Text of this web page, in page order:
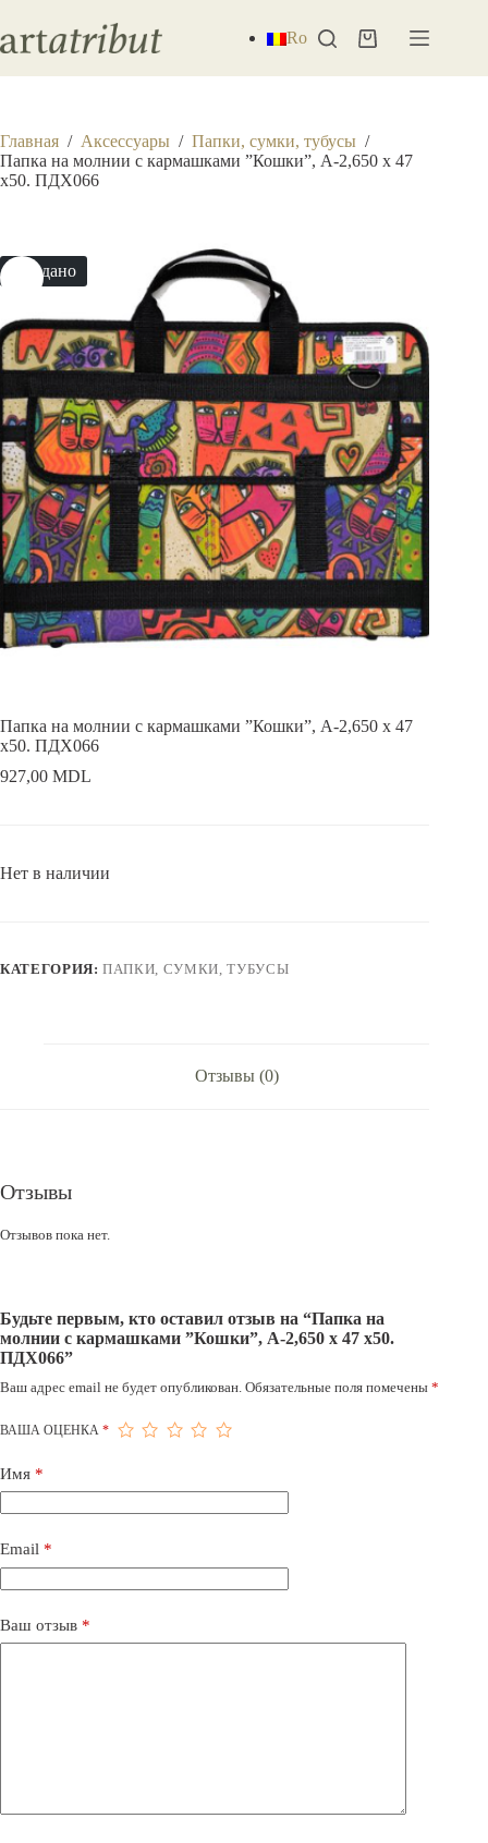
сути
Ro Корзина
Главная / Аксессуары / Папки, сумки, тубусы /
Папка на молнии с кармашками ”Кошки”, А-2,650 х 47
x50. ПДХ066
Продано
Папка на молнии с кармашками ”Кошки”, А-2,650 х 47
x50. ПДХ066
927,00 MDL
Нет в наличии
КАТЕГОРИЯ:ПАПКИ, СУМКИ, ТУБУСЫ
Отзывы (0)
Отзывы
Отзывов пока нет.
Будьте первым, кто оставил отзыв на “Папка на
молнии с кармашками ”Кошки”, А-2,650 х 47 x50.
ПДХ066”
Ваш адрес email не будет опубликован. Обязательные поля помечены *
ВАША ОЦЕНКА *
Имя *
Email *
Ваш отзыв *